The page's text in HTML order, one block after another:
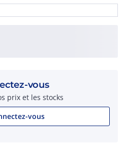
vous
prix et les stocks
vous